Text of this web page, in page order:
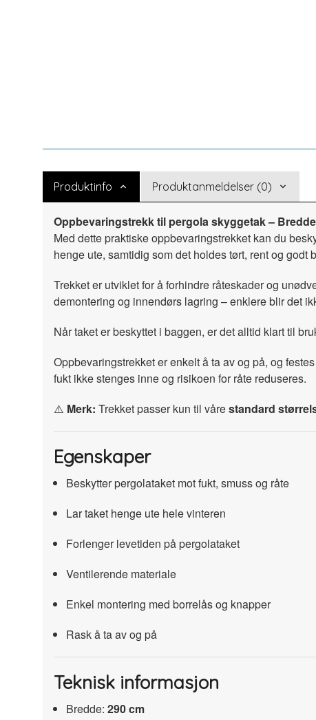
Produktinfo Produktanmeldelser (0)
Oppbevaringstrekk til pergola skyggetak –
Med dette praktiske oppbevaringstrekket kan du
henge ute, samtidig som det holdes tørt, rent og godt
Trekket er utviklet for å forhindre råteskader og
demontering og innendørs lagring – enklere blir det
Når taket er beskyttet i baggen, er det alltid klart til
Oppbevaringstrekket er enkelt å ta av og på, og
fukt ikke stenges inne og risikoen for råte reduseres.
⚠️ Merk: Trekket passer kun til vårestandard
Egenskaper
Beskytter pergolataket mot fukt, smuss og råte
Lar taket henge ute hele vinteren
Forlenger levetiden på pergolataket
Ventilerende materiale
Enkel montering med borrelås og knapper
Rask å ta av og på
Teknisk informasjon
Bredde: 290 cm